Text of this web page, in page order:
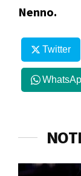
Nenno.
Twitter